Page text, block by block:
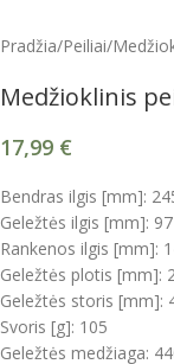
Pradžia/Peiliai/
Medžioklinis
17,99 €
Bendras ilgis [mm]:
Geležtės ilgis [mm]: 97
Rankenos ilgis [mm]:
Geležtės plotis [mm]:
Geležtės storis [mm]:
Svoris [g]: 105
Geležtės medžiaga: